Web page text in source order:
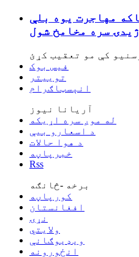
مهاجرت یوه بلې
سره مخامخ شول
کې مو تعقیب کړئ
فیس بوک
توییتر
انېسټاګرام
آریانا نیوز
له موږ سره اړیکه
د اسعارو بیې
د هوا حالات
خبرپاڼه
Rss
برخه -څانګه
کورپاڼه
افغانستان
نړۍ
ولایتي
ویډیوګانې
انځورونه